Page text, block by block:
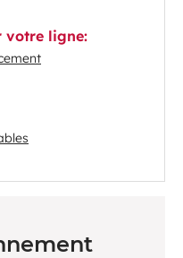
votre ligne: